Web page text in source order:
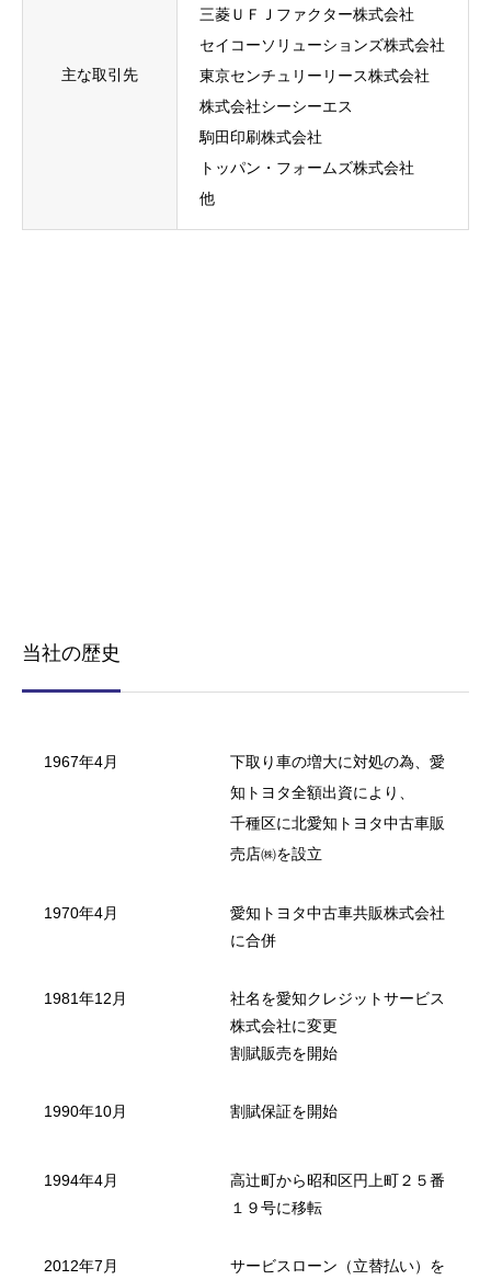
主な取引先
三菱ＵＦＪファクター株式会社
セイコーソリューションズ株式会社
東京センチュリーリース株式会社
株式会社シーシーエス
駒田印刷株式会社
トッパン・フォームズ株式会社
他
当社の歴史
1967年4月
下取り車の増大に対処の為、愛
知トヨタ全額出資により、
千種区に北愛知トヨタ中古車販
売店㈱を設立
1970年4月
愛知トヨタ中古車共販株式会社
に合併
1981年12月
社名を愛知クレジットサービス
株式会社に変更
割賦販売を開始
1990年10月 割賦保証を開始
1994年4月
高辻町から昭和区円上町２５番
１９号に移転
2012年7月 サービスローン（立替払い）を